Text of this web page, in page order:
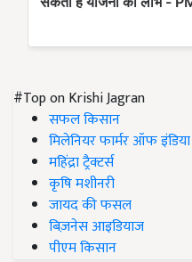
#Top on Krishi Jagran
सफल किसान
मिलेनियर फार्मर ऑफ इंडिया
महिंद्रा ट्रैक्टर्स
कृषि मशीनरी
जायद की फसल
बिज़नेस आइडियाज
पीएम किसान